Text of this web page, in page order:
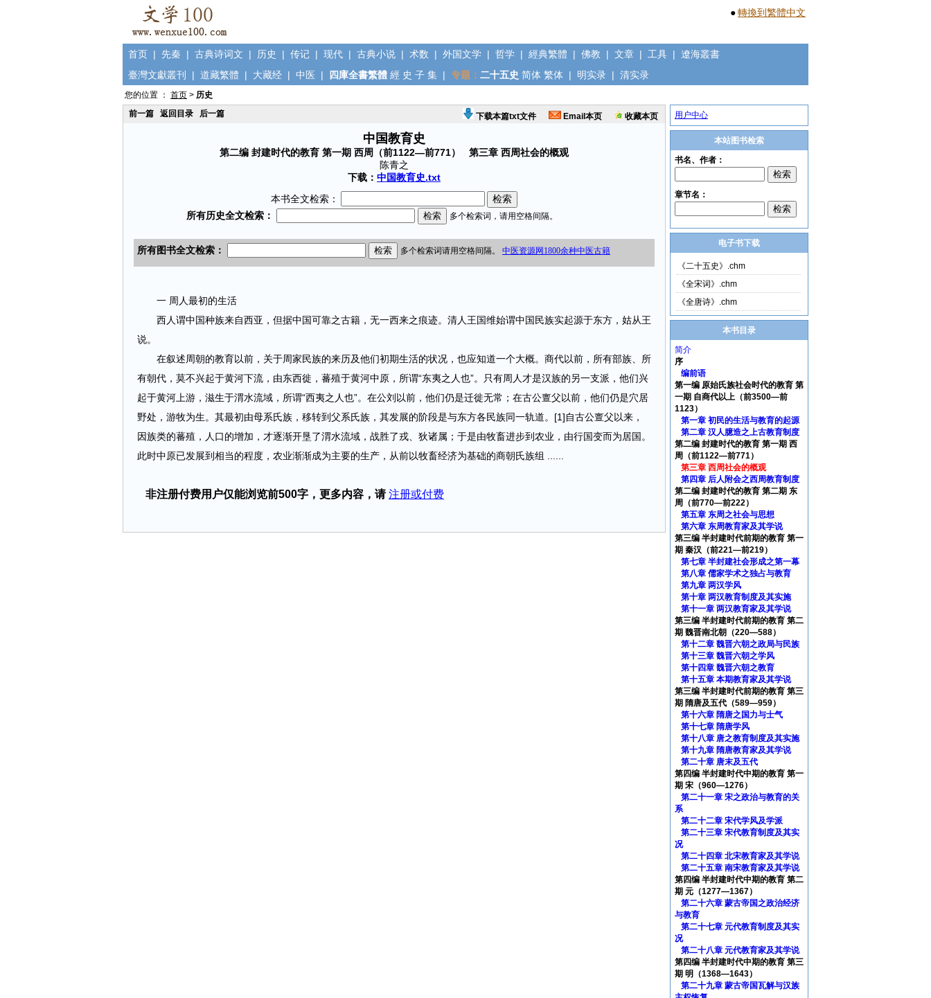
●轉換到繁體中文
首页 | 先秦 | 古典诗词文 | 历史 | 传记 | 现代 | 古典小说 | 术数 | 外国文学 | 哲学 | 經典繁體 | 佛教 | 文章 | 工具 | 遼海叢書
臺灣文獻叢刊
| 道藏繁體 | 大藏经 | 中医 | 四庫全書繁體 經 史 子 集 | 专题： 二十五史 简体 繁体 | 明实录 | 清实录
您的位置 ： 首页 > 历史
前一篇
返回目录 后一篇 下载本篇txt文件 Email本页 收藏本页
中国教育史
第二编 封建时代的教育 第一期 西周（前1122—前771） 第三章 西周社会的概观
陈青之
下载： 中国教育史.txt
本书全文检索：
一 周人最初的生活
西人谓中国种族来自西亚，但据中国可靠之古籍，无一西来之痕迹。清人王国维始谓中国民族实起源于东方，姑从王
说。
在叙述周朝的教育以前，关于周家民族的来历及他们初期生活的状况，也应知道一个大概。商代以前，所有部族、所
有朝代，莫不兴起于黄河下流，由东西徙，蕃殖于黄河中原，所谓“东夷之人也”。只有周人才是汉族的另一支派，他们兴
起于黄河上游，滋生于渭水流域，所谓“西夷之人也”。在公刘以前，他们仍是迁徙无常；在古公亶父以前，他们仍是穴居
野处，游牧为生。其最初由母系氏族，移转到父系氏族，其发展的阶段是与东方各民族同一轨道。[1]自古公亶父以来，
因族类的蕃殖，人口的增加，才逐渐开垦了渭水流域，战胜了戎、狄诸属；于是由牧畜进步到农业，由行国变而为居国。
此时中原已发展到相当的程度，农业渐渐成为主要的生产，从前以牧畜经济为基础的商朝氏族组 ......
非注册付费用户仅能浏览前500字，更多内容，请 注册或付费
用户中心
本站图书检索
电子书下载
《二十五史》.chm
《全宋词》.chm
《全唐诗》.chm
本书目录
简介
序
编前语
第一编 原始氏族社会时代的教育 第
一期 自商代以上（前3500—前
1123）
第一章 初民的生活与教育的起源
第二章 汉人臆造之上古教育制度
第二编 封建时代的教育 第一期 西
周（前1122—前771）
第三章 西周社会的概观
第四章 后人附会之西周教育制度
第二编 封建时代的教育 第二期 东
周（前770—前222）
第五章 东周之社会与思想
第六章 东周教育家及其学说
第三编 半封建时代前期的教育 第一
期 秦汉（前221—前219）
第七章 半封建社会形成之第一幕
第八章 儒家学术之独占与教育
第九章 两汉学风
第十章 两汉教育制度及其实施
第十一章 两汉教育家及其学说
第三编 半封建时代前期的教育 第二
期 魏晋南北朝（220—588）
第十二章 魏晋六朝之政局与民族
第十三章 魏晋六朝之学风
第十四章 魏晋六朝之教育
第十五章 本期教育家及其学说
第三编 半封建时代前期的教育 第三
期 隋唐及五代（589—959）
第十六章 隋唐之国力与士气
第十七章 隋唐学风
第十八章 唐之教育制度及其实施
第十九章 隋唐教育家及其学说
第二十章 唐末及五代
第四编 半封建时代中期的教育 第一
期 宋（960—1276）
第二十一章 宋之政治与教育的关
系
第二十二章 宋代学风及学派
第二十三章 宋代教育制度及其实
况
第二十四章 北宋教育家及其学说
第二十五章 南宋教育家及其学说
第四编 半封建时代中期的教育 第二
期 元（1277—1367）
第二十六章 蒙古帝国之政治经济
与教育
第二十七章 元代教育制度及其实
况
第二十八章 元代教育家及其学说
第四编 半封建时代中期的教育 第三
期 明（1368—1643）
第二十九章 蒙古帝国瓦解与汉族